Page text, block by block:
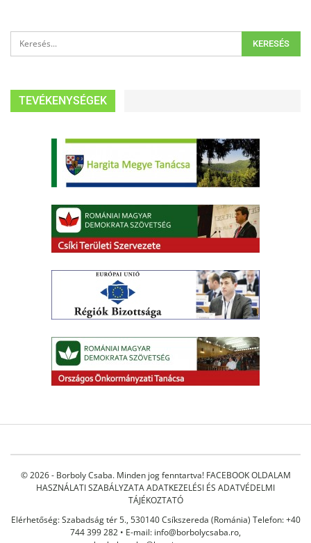
TEVÉKENYSÉGEK
© 2026 - Borboly Csaba. Minden jog fenntartva! FACEBOOK OLDALAM
HASZNÁLATI SZABÁLYZATAADATKEZELÉSI ÉS ADATVÉDELMI
TÁJÉKOZTATÓ
Elérhetőség: Szabadság tér 5., 530140 Csíkszereda (Románia) Telefon: +40
744 399 282 • E-mail: info@borbolycsaba.ro,